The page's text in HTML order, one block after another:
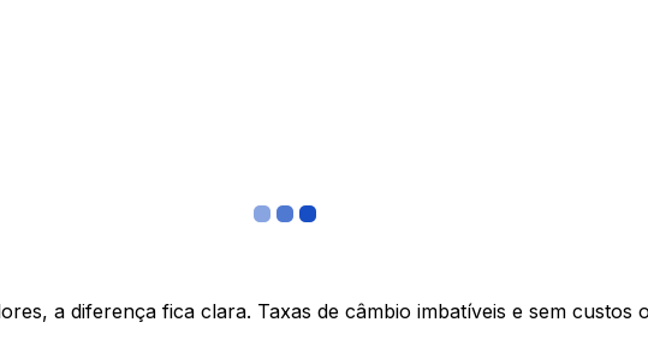
a diferença fica clara. Taxas de câmbio imbatíveis e sem custos